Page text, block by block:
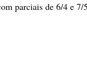
parciais de 6/4 e 7/